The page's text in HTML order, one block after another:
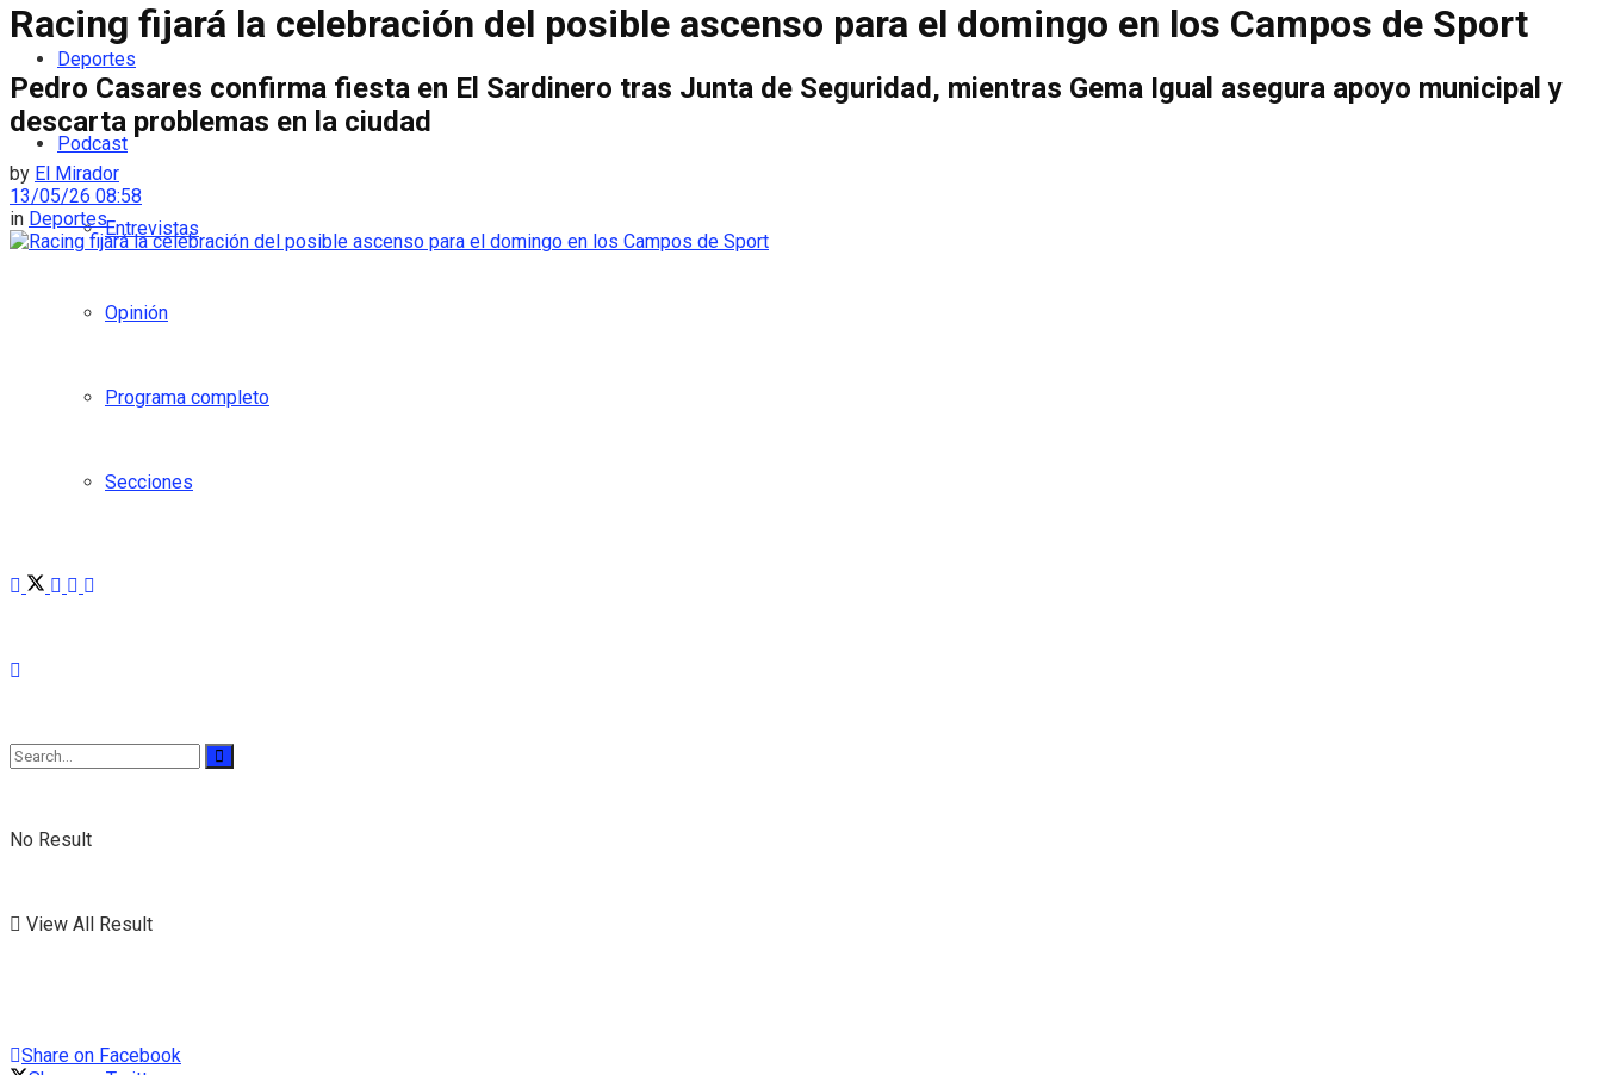
Deportes
Podcast
Entrevistas
Opinión
Programa completo
Secciones
No Result
View All Result
Racing fijará la celebración del posible ascenso para el domingo en los Campos de Sport
Pedro Casares confirma fiesta en El Sardinero tras Junta de Seguridad, mientras Gema Igual asegura apoyo municipal y
descarta problemas en la ciudad
by El Mirador
13/05/26 08:58
in Deportes
Share on Facebook